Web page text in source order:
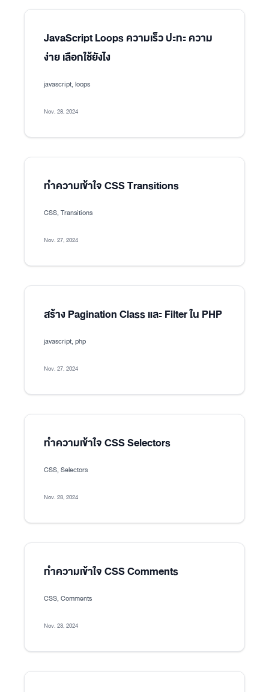
JavaScript Loops ความเร็ว ปะทะ ความ
ง่าย เลือกใช้ยังไง
javascript, loops
Nov. 28, 2024
ทำความเข้าใจ CSS Transitions
CSS, Transitions
Nov. 27, 2024
สร้าง Pagination Class และ Filter ใน PHP
javascript, php
Nov. 27, 2024
ทำความเข้าใจ CSS Selectors
CSS, Selectors
Nov. 23, 2024
ทำความเข้าใจ CSS Comments
CSS, Comments
Nov. 23, 2024